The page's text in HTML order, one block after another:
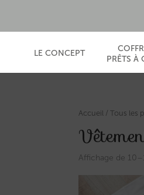
LE CONCEPT
PRÊTS À
Accueil /Tous les
Affichage de